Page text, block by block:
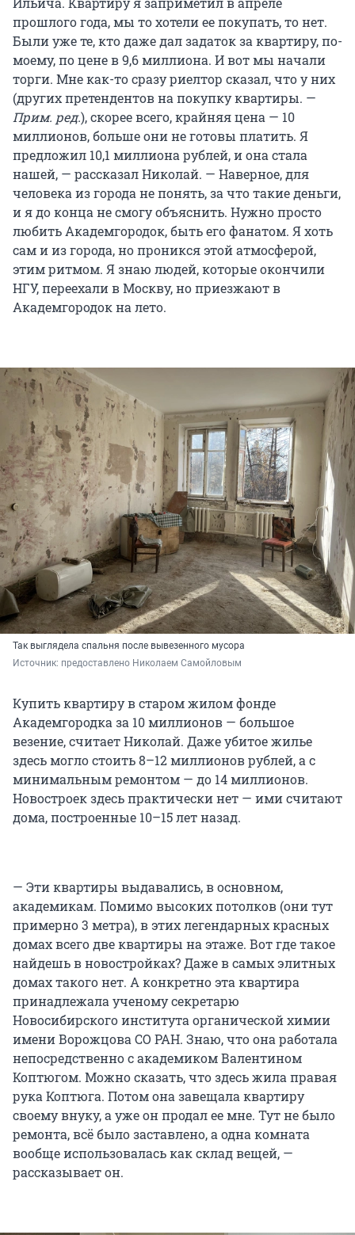
прошлого года, мы то хотели ее покупать, то нет.
Были уже те, кто даже дал задаток за квартиру, по-
моему, по цене в 9,6 миллиона. И вот мы начали
торги. Мне как-то сразу риелтор сказал, что у них
(других претендентов на покупку квартиры. —
Прим. ред.), скорее всего, крайняя цена — 10
миллионов, больше они не готовы платить. Я
предложил 10,1 миллиона рублей, и она стала
нашей, — рассказал Николай. — Наверное, для
человека из города не понять, за что такие деньги,
и я до конца не смогу объяснить. Нужно просто
любить Академгородок, быть его фанатом. Я хоть
сам и из города, но проникся этой атмосферой,
этим ритмом. Я знаю людей, которые окончили
НГУ, переехали в Москву, но приезжают в
Академгородок на лето.
Так выглядела спальня после вывезенного мусора
Источник: предоставлено Николаем Самойловым
Купить квартиру в старом жилом фонде
Академгородка за 10 миллионов — большое
везение, считает Николай. Даже убитое жилье
здесь могло стоить 8–12 миллионов рублей, а с
минимальным ремонтом — до 14 миллионов.
Новостроек здесь практически нет — ими считают
дома, построенные 10–15 лет назад.
— Эти квартиры выдавались, в основном,
академикам. Помимо высоких потолков (они тут
примерно 3 метра), в этих легендарных красных
домах всего две квартиры на этаже. Вот где такое
найдешь в новостройках? Даже в самых элитных
домах такого нет. А конкретно эта квартира
принадлежала ученому секретарю
Новосибирского института органической химии
имени Ворожцова СО РАН. Знаю, что она работала
непосредственно с академиком Валентином
Коптюгом. Можно сказать, что здесь жила правая
рука Коптюга. Потом она завещала квартиру
своему внуку, а уже он продал ее мне. Тут не было
ремонта, всё было заставлено, а одна комната
вообще использовалась как склад вещей, —
рассказывает он.